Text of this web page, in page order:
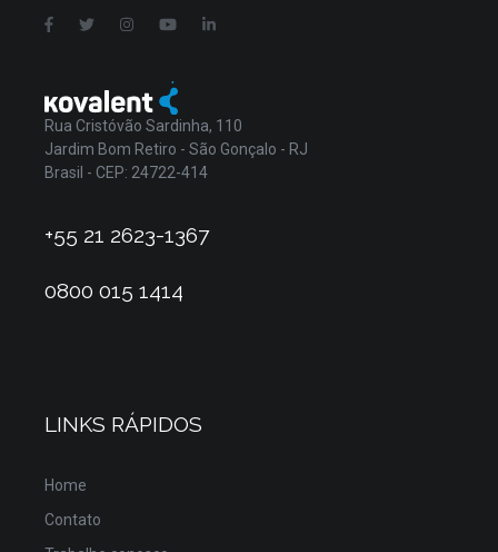
Rua Cristóvão Sardinha, 110
Jardim Bom Retiro - São Gonçalo - RJ
Brasil - CEP: 24722-414
+55 21 2623-1367
0800 015 1414
LINKS RÁPIDOS
Home
Contato